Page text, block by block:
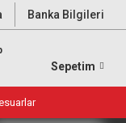
Banka Bilgileri
Sepetim